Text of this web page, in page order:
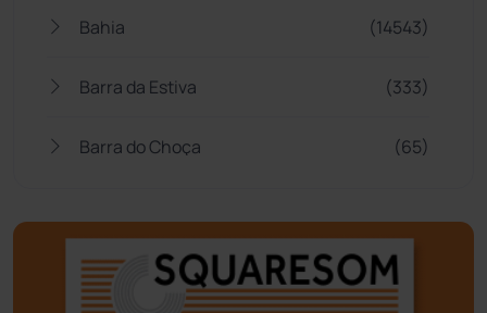
Bahia (14543)
Barra da Estiva (333)
Barra do Choça (65)
Bom Jesus da Lapa (505)